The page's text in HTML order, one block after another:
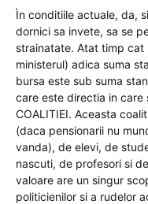
Ìn conditiile actuale, da,
dornici sa invete, sa se
strainatate. Atat timp
ministerul) adica suma
bursa este sub suma
care este directia in care
COALITIEI. Aceasta
(daca pensionarii nu
vanda), de elevi, de
nascuti, de profesori si
valoare are un singur
politicienilor si a rudelor